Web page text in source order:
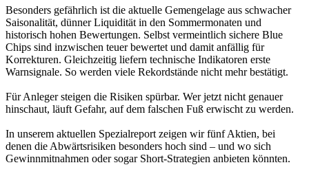
Besonders gefährlich ist die aktuelle Gemengelage aus schwacher
Saisonalität, dünner Liquidität in den Sommermonaten und
historisch hohen Bewertungen. Selbst vermeintlich sichere Blue
Chips sind inzwischen teuer bewertet und damit anfällig für
Korrekturen. Gleichzeitig liefern technische Indikatoren erste
Warnsignale. So werden viele Rekordstände nicht mehr bestätigt.
Für Anleger steigen die Risiken spürbar. Wer jetzt nicht genauer
hinschaut, läuft Gefahr, auf dem falschen Fuß erwischt zu werden.
In unserem aktuellen Spezialreport zeigen wir fünf Aktien, bei
denen die Abwärtsrisiken besonders hoch sind – und wo sich
Gewinnmitnahmen oder sogar Short-Strategien anbieten könnten.